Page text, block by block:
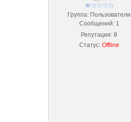
Группа: Пользователи
Сообщений: 1
Репутация: 0
Статус: Offline